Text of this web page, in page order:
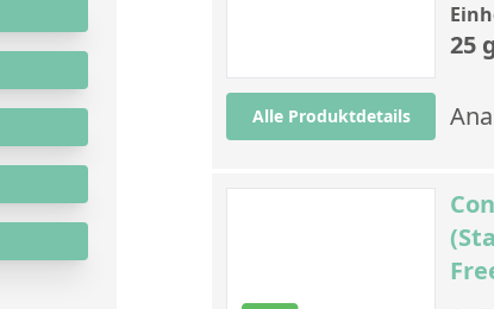
25 g
Alle Produktdetails